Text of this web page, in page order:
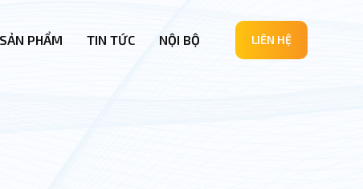
SẢN PHẨM TIN TỨC NỘI BỘ LIÊN HỆ